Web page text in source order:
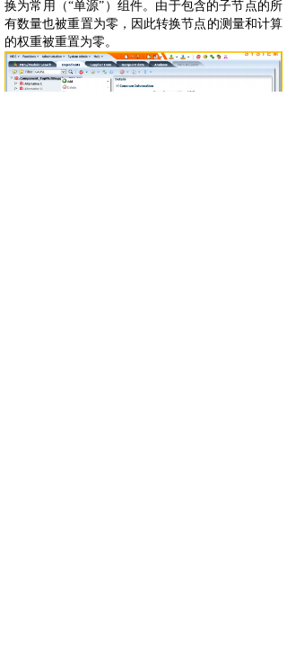
换为常用（“单源”）组件。由于包含的子节点的所
有数量也被重置为零，因此转换节点的测量和计算
的权重被重置为零。